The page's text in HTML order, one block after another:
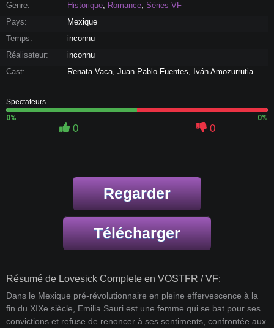
Genre:
Historique, Romance, Séries VF
Pays:
Mexique
Temps:
inconnu
Réalisateur:
inconnu
Cast:
Renata Vaca, Juan Pablo Fuentes, Iván Amozurrutia
Spectateurs
0%
0%
0 0
Regarder
Télécharger
Résumé de Lovesick Complete en VOSTFR / VF:
Dans le Mexique pré-révolutionnaire en pleine effervescence à la
fin du XIXe siècle, Emilia Sauri est une femme qui se bat pour ses
convictions et refuse de renoncer à ses sentiments, confrontée aux